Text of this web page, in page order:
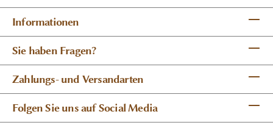
Informationen
Sie haben Fragen?
Zahlungs- und Versandarten
Folgen Sie uns auf Social Media